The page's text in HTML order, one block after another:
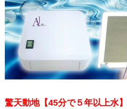
驚天動地【45分で５年以上水